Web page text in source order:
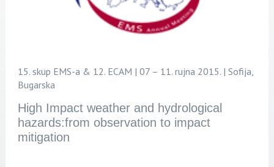
15. skup EMS-a & 12. ECAM | 07 – 11. rujna 2015. | Sofija,
Bugarska
High Impact weather and hydrological
hazards:from observation to impact
mitigation